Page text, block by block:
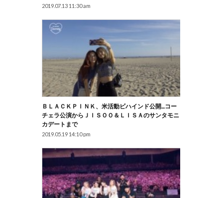
2019.07.13 11:30 am
ＢＬＡＣＫＰＩＮＫ、米活動ビハインド公開…コー
チェラ公演からＪＩＳＯＯ＆ＬＩＳＡのサンタモニ
カデートまで
2019.05.19 14:10 pm